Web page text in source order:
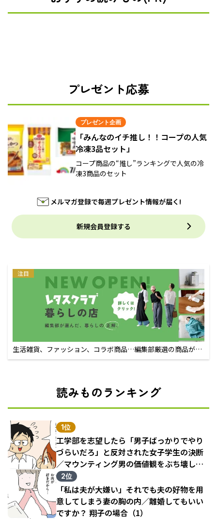
プレゼント応募
プレゼント企画
「みんなのイチ推し！！コープの人気
冷凍3品セット」
コープ商品の“推し”ランキングで人気の冷
凍3商品のセット
メルマガ登録で毎週プレゼント情報が届く!
新規会員登録する
注目
生活雑貨、ファッション、コラボ商品…編集部厳選の商品が買
えるECサイト
読みものランキング
1位
工学部を志望したら「男子ばっかりでやり
づらいだろ」と反対された女子学生の決断
／マウンティング男の価値観をぶち壊した
結果（1）
2位
「私は夫が大嫌い」それでも夫の好物を用
意してしまう妻の胸の内／離婚してもいい
ですか？ 翔子の場合（1）